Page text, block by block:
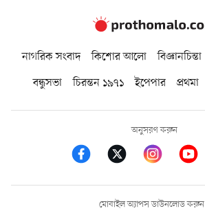
নাগরিক সংবাদ কিশোর আলো বিজ্ঞানচিন্তা
বন্ধুসভা
চিরন্তন ১৯৭১ ইপেপার প্রথমা
অনুসরণ করুন
মোবাইল অ্যাপস ডাউনলোড করুন